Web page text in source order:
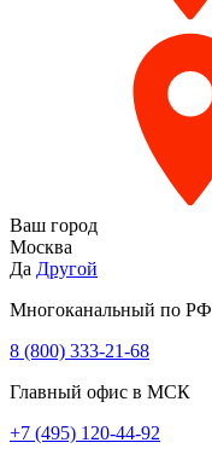
Ваш город
Москва
Да Другой
Многоканальный по РФ
8 (800) 333‑21-68
Главный офис в МСК
+7 (495) 120-44-92